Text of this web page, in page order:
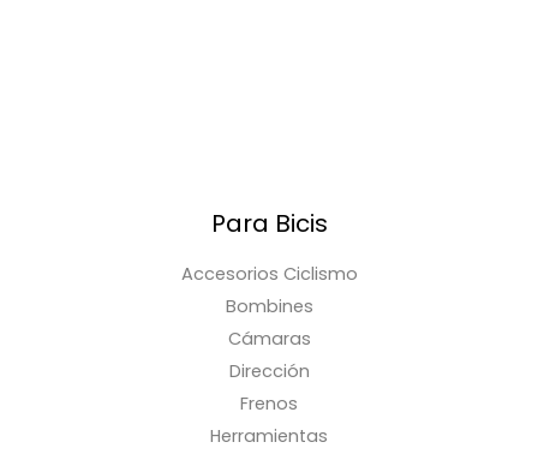
Para Bicis
Accesorios Ciclismo
Bombines
Cámaras
Dirección
Frenos
Herramientas